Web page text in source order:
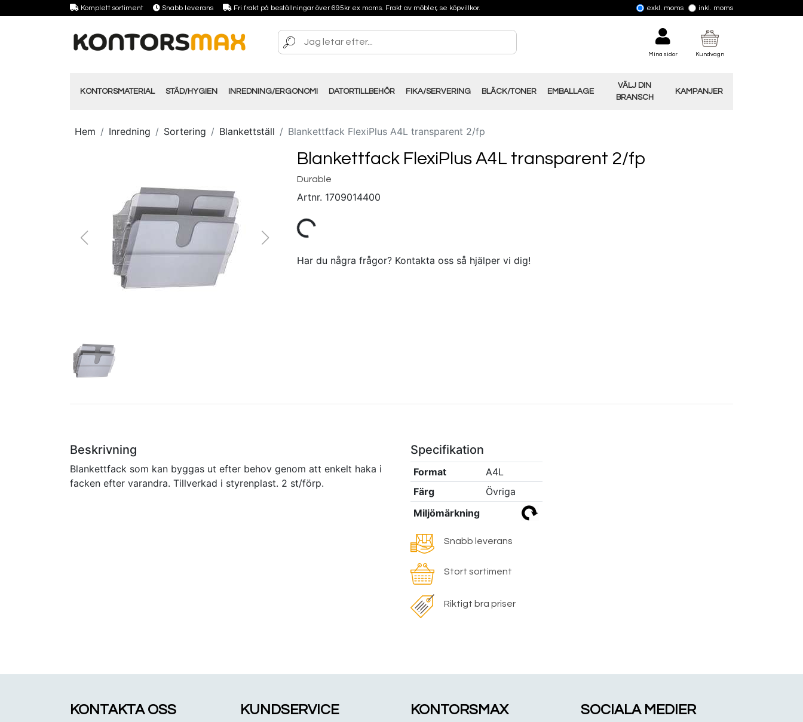
Komplett sortiment Snabb leverans Fri frakt på beställningar över 695kr ex moms. Frakt av möbler, se köpvillkor. exkl. moms inkl. moms
Mina sidor Kundvagn
KONTORSMATERIAL STÄD/HYGIEN INREDNING/ERGONOMI DATORTILLBEHÖR FIKA/SERVERING BLÄCK/TONER EMBALLAGE
VÄLJ DIN
BRANSCH
KAMPANJER
Hem Inredning Sortering Blankettställ Blankettfack FlexiPlus A4L transparent 2/fp
Blankettfack FlexiPlus A4L transparent 2/fp
Durable
Artnr. 1709014400
Har du några frågor? Kontakta oss så hjälper vi dig!
Beskrivning
Blankettfack som kan byggas ut efter behov genom att enkelt haka i
facken efter varandra. Tillverkad i styrenplast. 2 st/förp.
Specifikation
Format
A4L
Färg
Övriga
Miljömärkning
Snabb leverans
Stort sortiment
Riktigt bra priser
KONTAKTA OSS KUNDSERVICE KONTORSMAX SOCIALA MEDIER